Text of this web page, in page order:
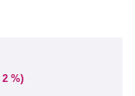
2 %)